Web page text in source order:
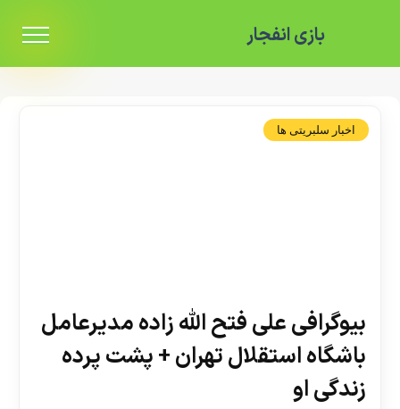
بازی انفجار
اخبار سلبریتی ها
بیوگرافی علی فتح الله زاده مدیرعامل
باشگاه استقلال تهران + پشت پرده
زندگی او